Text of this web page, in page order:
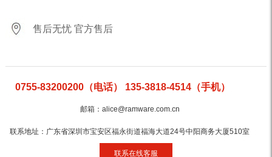
售后无忧 官方售后
0755-83200200（电话） 135-3818-4514（手机）
邮箱：alice@ramware.com.cn
联系地址：广东省深圳市宝安区福永街道福海大道24号中阳商务大厦510室
联系在线客服